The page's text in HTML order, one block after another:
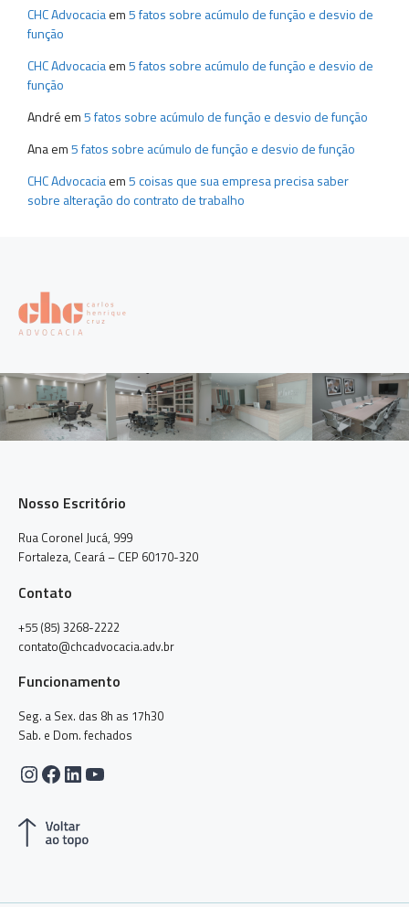
CHC Advocaciaem5 fatos sobre acúmulo de função e desvio de
função
CHC Advocaciaem5 fatos sobre acúmulo de função e desvio de
função
André em5 fatos sobre acúmulo de função e desvio de função
Anaem5 fatos sobre acúmulo de função e desvio de função
CHC Advocaciaem5 coisas que sua empresa precisa saber
sobre alteração do contrato de trabalho
Nosso Escritório
Rua Coronel Jucá, 999
Fortaleza, Ceará – CEP 60170-320
Contato
+55 (85) 3268-2222
contato@chcadvocacia.adv.br
Funcionamento
Seg. a Sex. das 8h as 17h30
Sab. e Dom. fechados
Instagram
Facebook
LinkedIn
Youtube